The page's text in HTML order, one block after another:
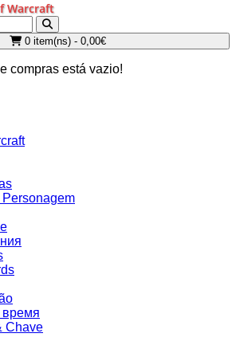
Warcraft
0 item(ns) - 0,00€
compras está vazio!
Personagem
время
Chave